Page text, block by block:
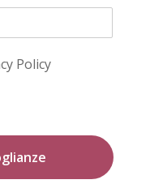
Policy